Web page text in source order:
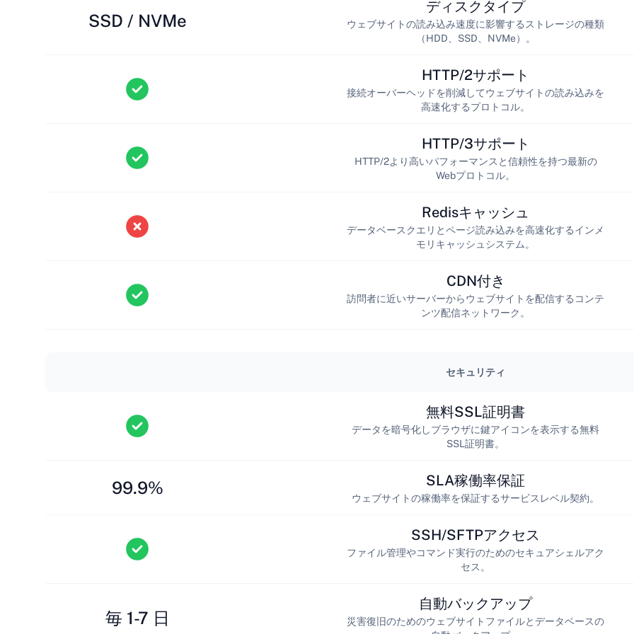
SSD / NVMe
ディスクタイプ
ウェブサイトの読み込み速度に影響するストレージの種類
（HDD、SSD、NVMe）。
HTTP/2サポート
接続オーバーヘッドを削減してウェブサイトの読み込みを
高速化するプロトコル。
HTTP/3サポート
HTTP/2より高いパフォーマンスと信頼性を持つ最新の
Webプロトコル。
Redisキャッシュ
データベースクエリとページ読み込みを高速化するインメ
モリキャッシュシステム。
CDN付き
訪問者に近いサーバーからウェブサイトを配信するコンテ
ンツ配信ネットワーク。
セキュリティ
無料SSL証明書
データを暗号化しブラウザに鍵アイコンを表示する無料
SSL証明書。
99.9% SLA稼働率保証
ウェブサイトの稼働率を保証するサービスレベル契約。
SSH/SFTPアクセス
ファイル管理やコマンド実行のためのセキュアシェルアク
セス。
毎 1-7 日
自動バックアップ
災害復旧のためのウェブサイトファイルとデータベースの